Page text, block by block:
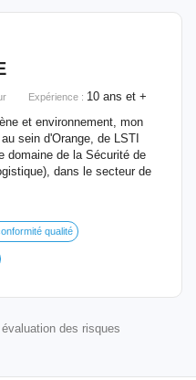
Expérience : 10 ans et +
et environnement, mon
sein d'Orange, de LSTI
domaine de la Sécurité de
dans le secteur de
qualité
évaluation des risques